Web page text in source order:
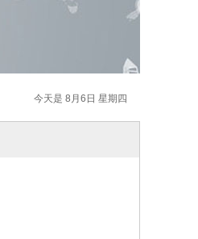
今天是 8月6日 星期四